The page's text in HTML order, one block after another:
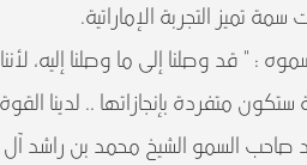
سمة تميز التجربة الإماراتية.
: " قد وصلنا إلى ما وصلنا إليه،
ستكون متفردة بإنجازاتها .. لدينا
صاحب السمو الشيخ محمد بن راشد